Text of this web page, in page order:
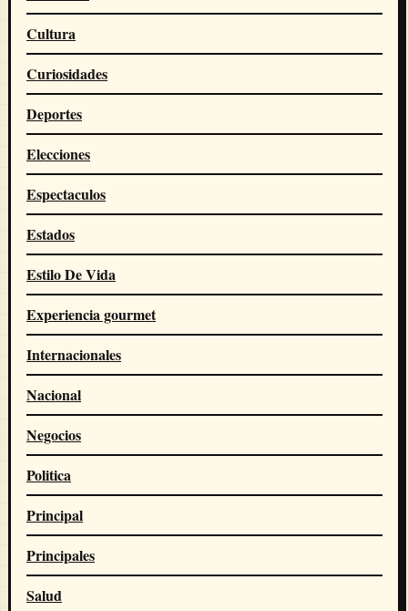
Cultura
Curiosidades
Deportes
Elecciones
Espectaculos
Estados
Estilo De Vida
Experiencia gourmet
Internacionales
Nacional
Negocios
Politica
Principal
Principales
Salud